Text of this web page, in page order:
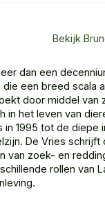
Bekijk
dan een
een breed scala
door middel van
in het leven van
1995 tot de diepe
De Vries schrijft
van zoek- en
rollen van